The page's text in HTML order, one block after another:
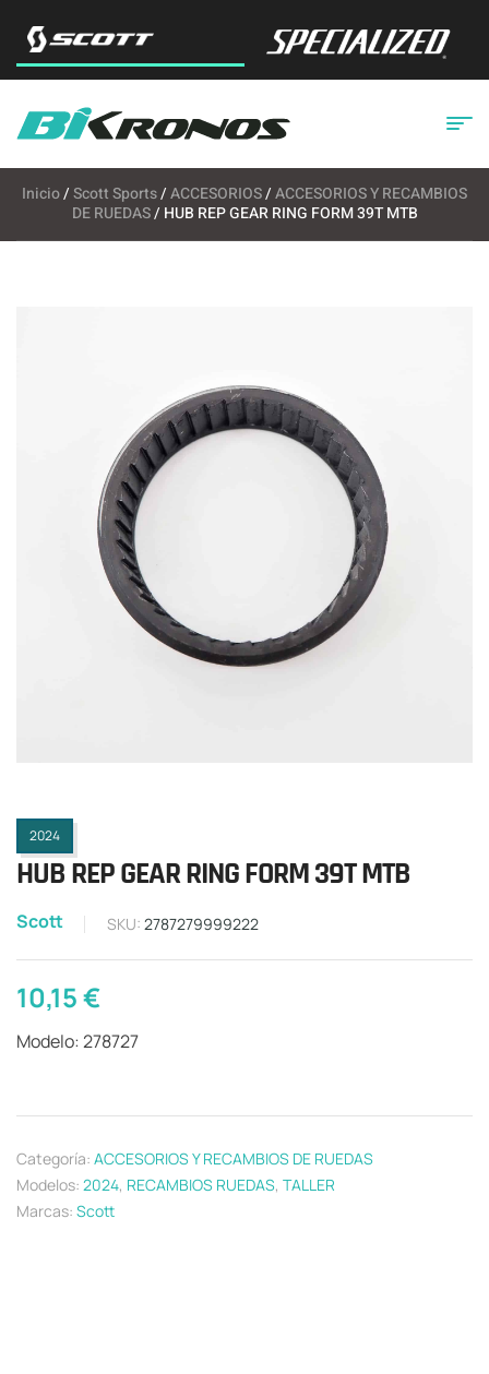
Inicio/Scott Sports/ACCESORIOS/ACCESORIOS Y RECAMBIOS
DE RUEDAS/ HUB REP GEAR RING FORM 39T MTB
2024
HUB REP GEAR RING FORM 39T MTB
Scott SKU: 2787279999222
10,15€
Modelo: 278727
Categoría: ACCESORIOS Y RECAMBIOS DE RUEDAS
Modelos: 2024, RECAMBIOS RUEDAS, TALLER
Marcas: Scott